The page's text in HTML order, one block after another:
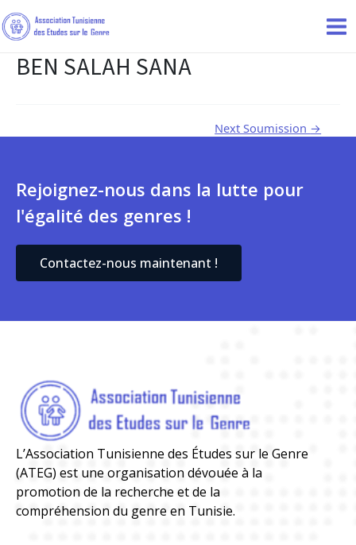
BEN SALAH SANA
Next Soumission →
Rejoignez-nous dans la lutte pour
l'égalité des genres !
Contactez-nous maintenant !
L’Association Tunisienne des Études sur le Genre
(ATEG) est une organisation dévouée à la
promotion de la recherche et de la
compréhension du genre en Tunisie.